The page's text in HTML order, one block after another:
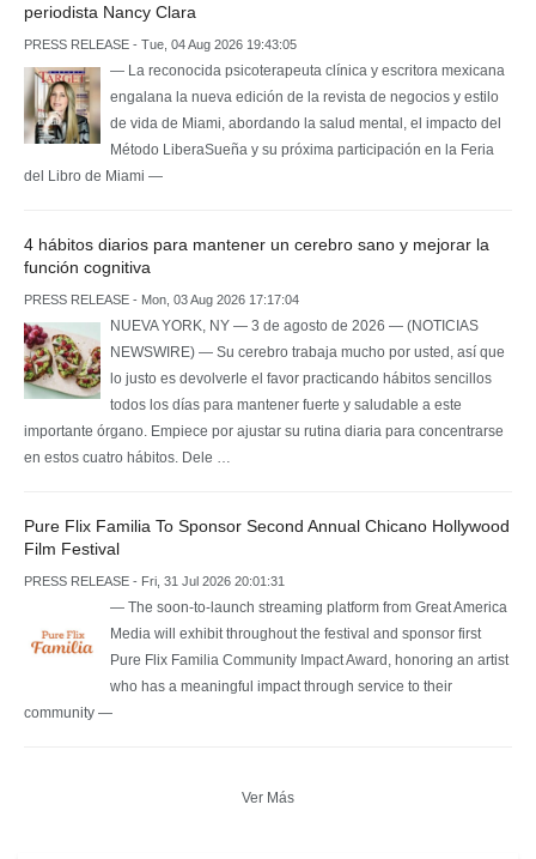
periodista Nancy Clara
PRESS RELEASE - Tue, 04 Aug 2026 19:43:05
— La reconocida psicoterapeuta clínica y escritora mexicana
engalana la nueva edición de la revista de negocios y estilo
de vida de Miami, abordando la salud mental, el impacto del
Método LiberaSueña y su próxima participación en la Feria
del Libro de Miami —
4 hábitos diarios para mantener un cerebro sano y mejorar la
función cognitiva
PRESS RELEASE - Mon, 03 Aug 2026 17:17:04
NUEVA YORK, NY — 3 de agosto de 2026 — (NOTICIAS
NEWSWIRE) — Su cerebro trabaja mucho por usted, así que
lo justo es devolverle el favor practicando hábitos sencillos
todos los días para mantener fuerte y saludable a este
importante órgano. Empiece por ajustar su rutina diaria para concentrarse
en estos cuatro hábitos. Dele …
Pure Flix Familia To Sponsor Second Annual Chicano Hollywood
Film Festival
PRESS RELEASE - Fri, 31 Jul 2026 20:01:31
— The soon-to-launch streaming platform from Great America
Media will exhibit throughout the festival and sponsor first
Pure Flix Familia Community Impact Award, honoring an artist
who has a meaningful impact through service to their
community —
Ver Más